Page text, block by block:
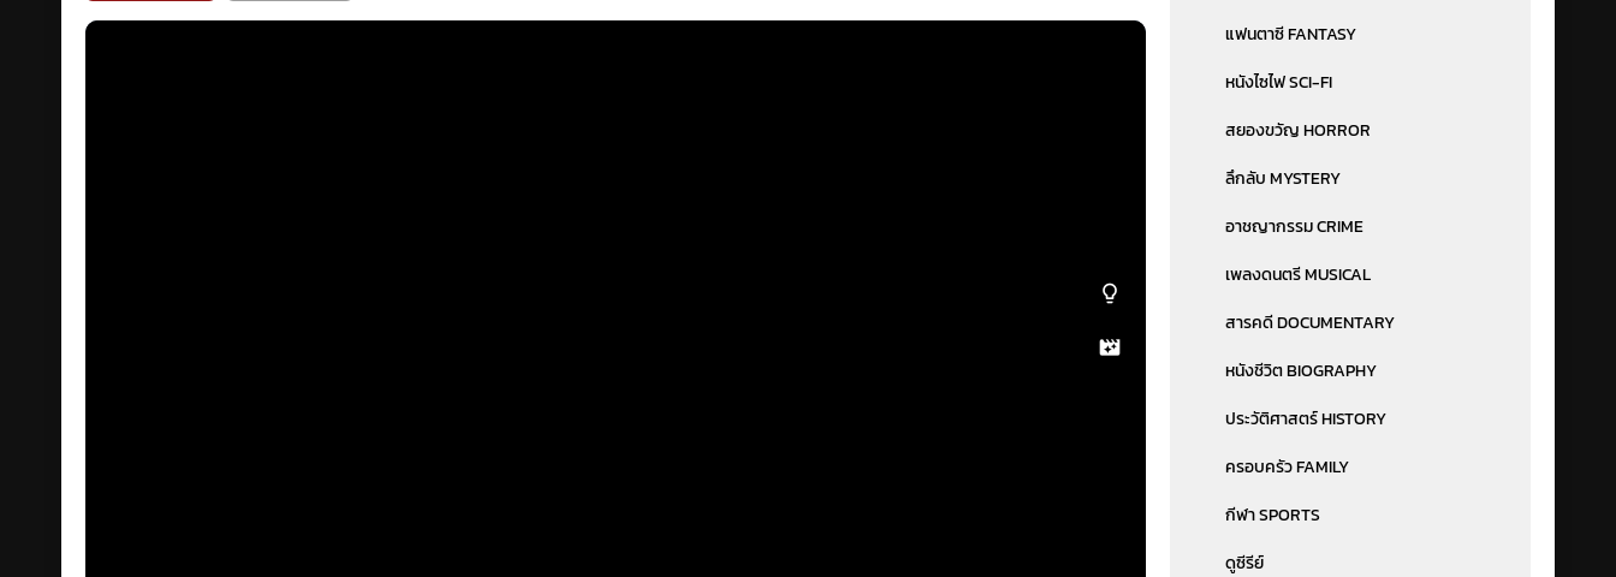
แฟนตาซี FANTASY
หนังไซไฟ SCI-FI
สยองขวัญ HORROR
ลึกลับ MYSTERY
อาชญากรรม CRIME
เพลงดนตรี MUSICAL
สารคดี DOCUMENTARY
หนังชีวิต BIOGRAPHY
ประวัติศาสตร์ HISTORY
ครอบครัว FAMILY
กีฬา SPORTS
ดูซีรีย์